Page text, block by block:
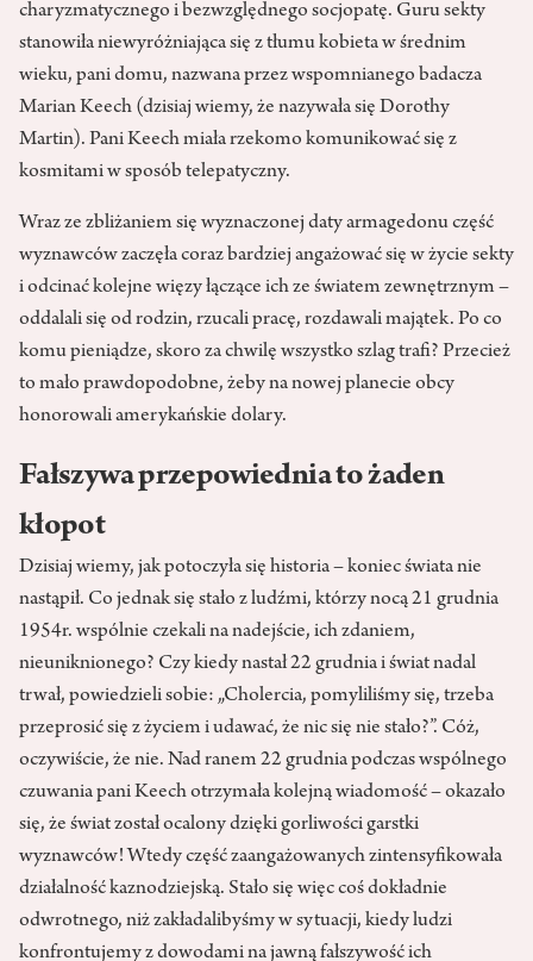
charyzmatycznego i bezwzględnego socjopatę. Guru sekty
stanowiła niewyróżniająca się z tłumu kobieta w średnim
wieku, pani domu, nazwana przez wspomnianego badacza
Marian Keech (dzisiaj wiemy, że nazywała się Dorothy
Martin). Pani Keech miała rzekomo komunikować się z
kosmitami w sposób telepatyczny.
Wraz ze zbliżaniem się wyznaczonej daty armagedonu część
wyznawców zaczęła coraz bardziej angażować się w życie sekty
i odcinać kolejne więzy łączące ich ze światem zewnętrznym –
oddalali się od rodzin, rzucali pracę, rozdawali majątek. Po co
komu pieniądze, skoro za chwilę wszystko szlag trafi? Przecież
to mało prawdopodobne, żeby na nowej planecie obcy
honorowali amerykańskie dolary.
Fałszywa przepowiednia to żaden
kłopot
Dzisiaj wiemy, jak potoczyła się historia – koniec świata nie
nastąpił. Co jednak się stało z ludźmi, którzy nocą 21 grudnia
1954r. wspólnie czekali na nadejście, ich zdaniem,
nieuniknionego? Czy kiedy nastał 22 grudnia i świat nadal
trwał, powiedzieli sobie: „Cholercia, pomyliliśmy się, trzeba
przeprosić się z życiem i udawać, że nic się nie stało?”. Cóż,
oczywiście, że nie. Nad ranem 22 grudnia podczas wspólnego
czuwania pani Keech otrzymała kolejną wiadomość – okazało
się, że świat został ocalony dzięki gorliwości garstki
wyznawców! Wtedy część zaangażowanych zintensyfikowała
działalność kaznodziejską. Stało się więc coś dokładnie
odwrotnego, niż zakładalibyśmy w sytuacji, kiedy ludzi
konfrontujemy z dowodami na jawną fałszywość ich